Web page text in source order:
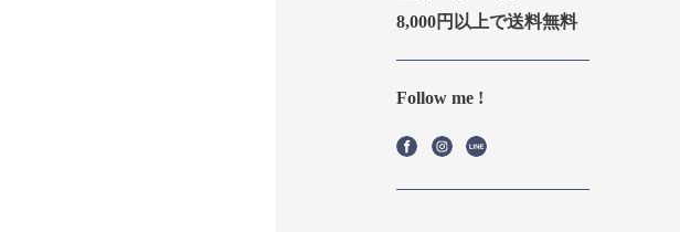
8,000円以上で送料無料
Follow me !